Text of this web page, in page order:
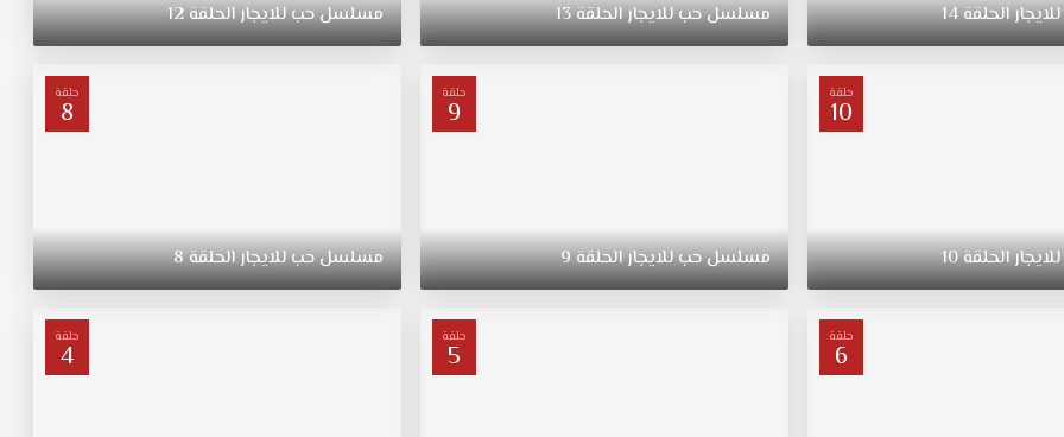
للايجارالحلقة14 مسلسلحبللايجارالحلقة13 مسلسلحبللايجارالحلقة12
حلقة
10
للايجارالحلقة10
حلقة
9
مسلسلحبللايجارالحلقة9
حلقة
8
مسلسلحبللايجارالحلقة8
حلقة
6
حلقة
5
حلقة
4